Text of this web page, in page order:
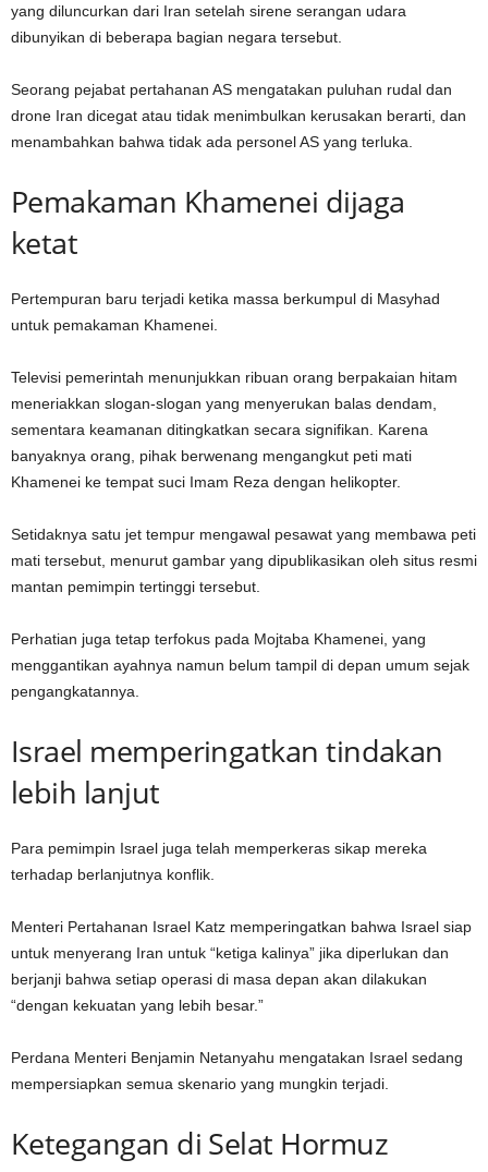
yang diluncurkan dari Iran setelah sirene serangan udara
dibunyikan di beberapa bagian negara tersebut.
Seorang pejabat pertahanan AS mengatakan puluhan rudal dan
drone Iran dicegat atau tidak menimbulkan kerusakan berarti, dan
menambahkan bahwa tidak ada personel AS yang terluka.
Pemakaman Khamenei dijaga
ketat
Pertempuran baru terjadi ketika massa berkumpul di Masyhad
untuk pemakaman Khamenei.
Televisi pemerintah menunjukkan ribuan orang berpakaian hitam
meneriakkan slogan-slogan yang menyerukan balas dendam,
sementara keamanan ditingkatkan secara signifikan. Karena
banyaknya orang, pihak berwenang mengangkut peti mati
Khamenei ke tempat suci Imam Reza dengan helikopter.
Setidaknya satu jet tempur mengawal pesawat yang membawa peti
mati tersebut, menurut gambar yang dipublikasikan oleh situs resmi
mantan pemimpin tertinggi tersebut.
Perhatian juga tetap terfokus pada Mojtaba Khamenei, yang
menggantikan ayahnya namun belum tampil di depan umum sejak
pengangkatannya.
Israel memperingatkan tindakan
lebih lanjut
Para pemimpin Israel juga telah memperkeras sikap mereka
terhadap berlanjutnya konflik.
Menteri Pertahanan Israel Katz memperingatkan bahwa Israel siap
untuk menyerang Iran untuk “ketiga kalinya” jika diperlukan dan
berjanji bahwa setiap operasi di masa depan akan dilakukan
“dengan kekuatan yang lebih besar.”
Perdana Menteri Benjamin Netanyahu mengatakan Israel sedang
mempersiapkan semua skenario yang mungkin terjadi.
Ketegangan di Selat Hormuz